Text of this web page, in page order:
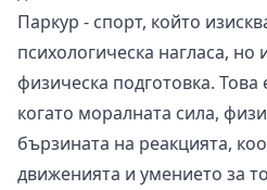
Паркур - спорт, който
психологическа нагласа, но
физическа подготовка. Това
когато моралната сила,
бързината на реакцията,
движенията и умението за